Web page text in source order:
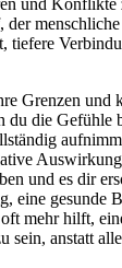
tiefere
Grenzen und
du die Gefühle
und es dir
eine gesunde
mehr hilft,
sein, anstatt